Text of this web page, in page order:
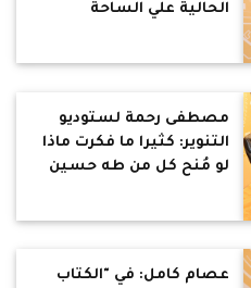
الحالية علي الساحة
مصطفى رحمة لستوديو
التنوير: كثيرا ما فكرت ماذا
لو مُنح كل من طه حسين
عصام كامل: في "الكتاب